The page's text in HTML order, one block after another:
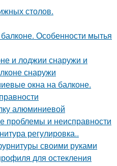
столов.
Особенности мытья
и лоджии снаружи и
снаружи
окна на балконе.
алюминиевой
проблемы и неисправности
регулировка..
своими руками
для остекления